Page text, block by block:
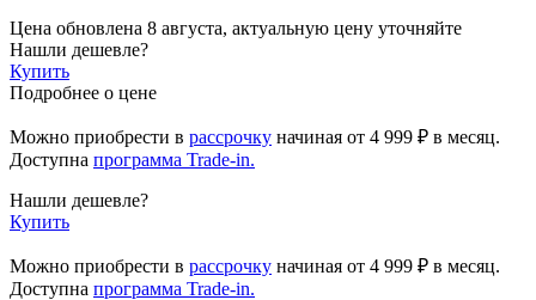
Цена обновлена 8 августа, актуальную цену уточняйте
Нашли дешевле?
Купить
Подробнее о цене
Можно приобрести в рассрочку начиная от 4 999 ₽ в месяц.
Доступна программа Trade-in.
Нашли дешевле?
Купить
Можно приобрести в рассрочку начиная от 4 999 ₽ в месяц.
Доступна программа Trade-in.